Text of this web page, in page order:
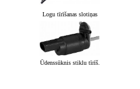
Logu tīrīšanas slotiņas
Ūdenssūknis stiklu tīrīš.